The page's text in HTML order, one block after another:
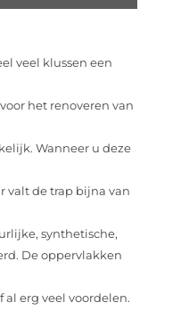
veel klussen een
het renoveren van
Wanneer u deze
valt de trap bijna van
synthetische,
De oppervlakken
erg veel voordelen.